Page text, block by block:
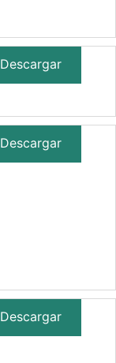
Descargar
Descargar
Descargar